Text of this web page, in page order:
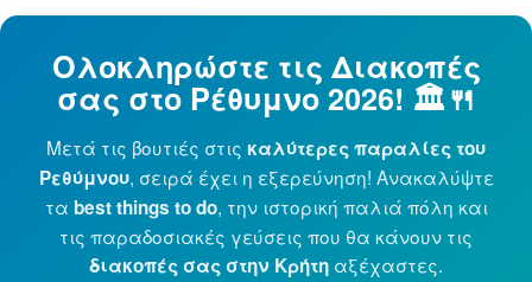
Κρυφές γωνιές και ήσυχοι όρμοι. Ανακαλύψτε τα
μοναδικό προορισμό διακοπών.
Ανακαλύψτε τους Όρμους →
💡 Συμβουλή:Αναζητήστε τις καλύτερες
παραλίες στο Ρέθυμνοανάλογα με τον άνεμο. Ο
Ολοκληρώστε τις Διακοπές
σας στο Ρέθυμνο 2026! 🏛️🍴
Μετά τις βουτιές στις καλύτερες παραλίες του
Ρεθύμνου, σειρά έχει η εξερεύνηση! Ανακαλύψτε
τα best things to do, την ιστορική παλιά πόλη και
τις παραδοσιακές γεύσεις που θα κάνουν τις
διακοπές σας στην Κρήτη αξέχαστες.